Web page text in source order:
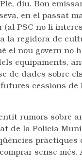
diu. Bon
en el passat
(al PSC no li
la regidora de
el nou govern no
equipaments,
de dades sobre
cessions de
rumors sobre
de la Policia
sense